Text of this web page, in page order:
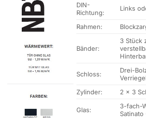
DIN-
Richtung:
Links
Rahmen:
Bänder:
3 Stück
Schloss:
Drei-
Zylinder:
2 x 3
Glas:
3-fach-
Satinato